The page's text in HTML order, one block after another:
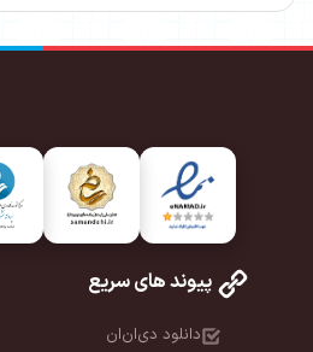
پیوند های سریع
دانلود دی‌ان‌ان